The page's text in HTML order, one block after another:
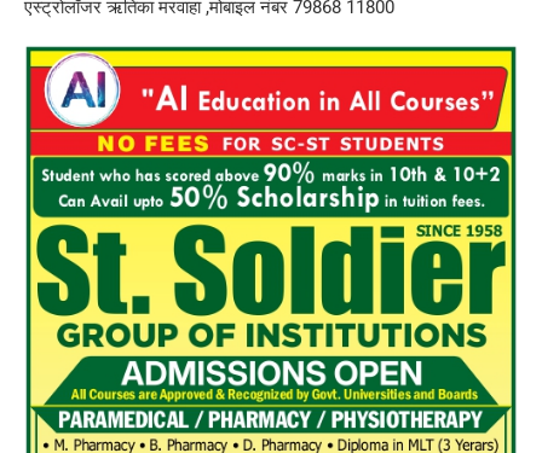
एस्ट्रोलॉजर ऋतिका मरवाहा ,मोबाइल नंबर 79868 11800